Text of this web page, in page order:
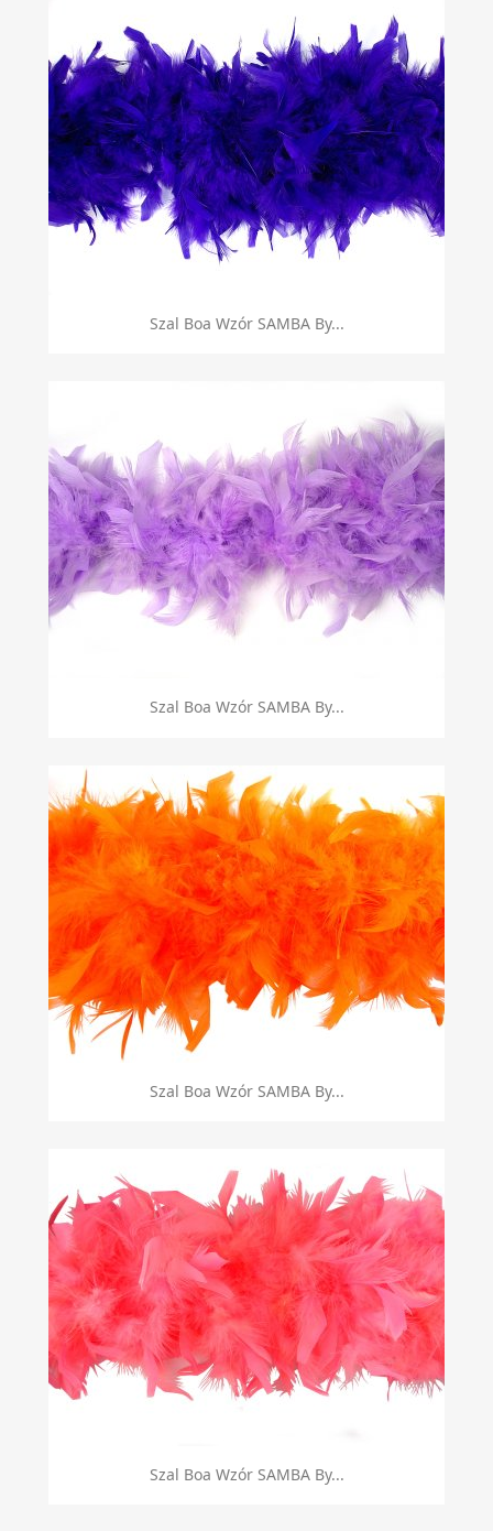
Szal Boa Wzór SAMBA By...
Szal Boa Wzór SAMBA By...
Szal Boa Wzór SAMBA By...
Szal Boa Wzór SAMBA By...